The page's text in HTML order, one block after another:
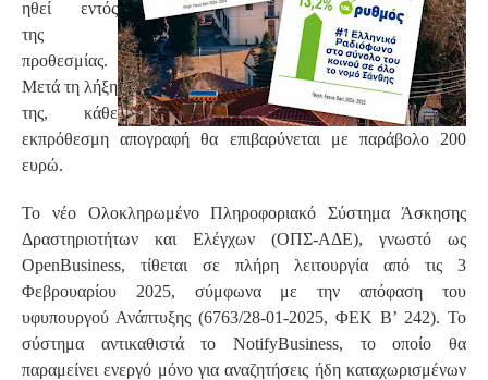
ηθεί εντός
της
προθεσμίας.
Μετά τη λήξη
της, κάθε
εκπρόθεσμη απογραφή θα επιβαρύνεται με παράβολο 200
ευρώ.
Το νέο Ολοκληρωμένο Πληροφοριακό Σύστημα Άσκησης
Δραστηριοτήτων και Ελέγχων (ΟΠΣ-ΑΔΕ), γνωστό ως
OpenBusiness, τίθεται σε πλήρη λειτουργία από τις 3
Φεβρουαρίου 2025, σύμφωνα με την απόφαση του
υφυπουργού Ανάπτυξης (6763/28-01-2025, ΦΕΚ Β’ 242). Το
σύστημα αντικαθιστά το NotifyBusiness, το οποίο θα
παραμείνει ενεργό μόνο για αναζητήσεις ήδη καταχωρισμένων